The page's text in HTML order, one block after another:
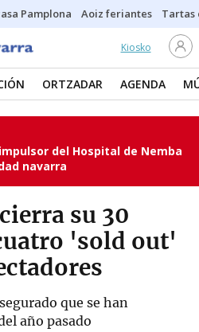
Pamplona Aoiz feriantes Tartas
Kiosko
ORTZADAR AGENDA
del Hospital de Nemba
navarra
su 30
'sold out'
que se han
año pasado